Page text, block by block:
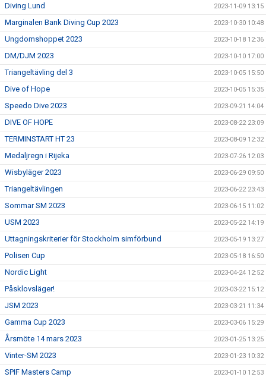
Diving Lund 2023-11-09 13:15
Marginalen Bank Diving Cup 2023 2023-10-30 10:48
Ungdomshoppet 2023 2023-10-18 12:36
DM/DJM 2023 2023-10-10 17:00
Triangeltävling del 3 2023-10-05 15:50
Dive of Hope 2023-10-05 15:35
Speedo Dive 2023 2023-09-21 14:04
DIVE OF HOPE 2023-08-22 23:09
TERMINSTART HT 23 2023-08-09 12:32
Medaljregn i Rijeka 2023-07-26 12:03
Wisbyläger 2023 2023-06-29 09:50
Triangeltävlingen 2023-06-22 23:43
Sommar SM 2023 2023-06-15 11:02
USM 2023 2023-05-22 14:19
Uttagningskriterier för Stockholm simförbund 2023-05-19 13:27
Polisen Cup 2023-05-18 16:50
Nordic Light 2023-04-24 12:52
Påsklovsläger! 2023-03-22 15:12
JSM 2023 2023-03-21 11:34
Gamma Cup 2023 2023-03-06 15:29
Årsmöte 14 mars 2023 2023-01-25 13:25
Vinter-SM 2023 2023-01-23 10:32
SPIF Masters Camp 2023-01-10 12:53